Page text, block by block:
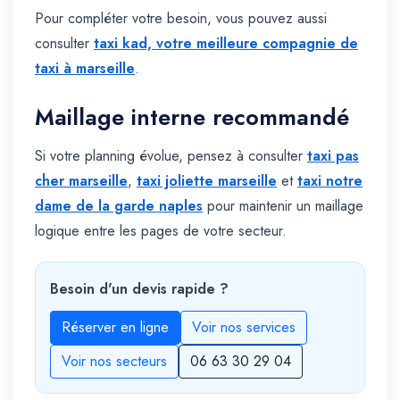
Pour compléter votre besoin, vous pouvez aussi
consulter taxi kad, votre meilleure compagnie de
taxi à marseille.
Maillage interne recommandé
Si votre planning évolue, pensez à consulter taxi pas
cher marseille, taxi joliette marseille ettaxi notre
dame de la garde naples pour maintenir un maillage
logique entre les pages de votre secteur.
Besoin d'un devis rapide ?
Réserver en ligne
Voir nos services
Voir nos secteurs
06 63 30 29 04